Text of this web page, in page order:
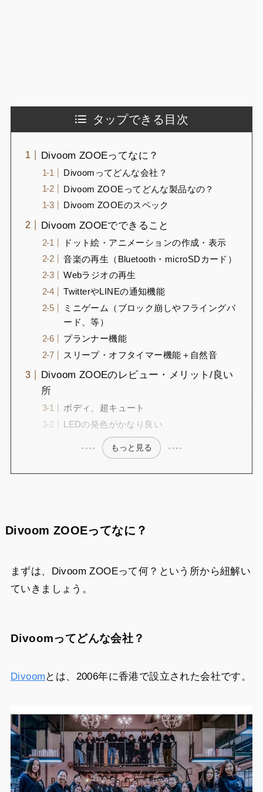
タップできる目次
Divoom ZOOEってなに？
Divoomってどんな会社？
Divoom ZOOEってどんな製品なの？
Divoom ZOOEのスペック
Divoom ZOOEでできること
ドット絵・アニメーションの作成・表示
音楽の再生（Bluetooth・microSDカード）
Webラジオの再生
TwitterやLINEの通知機能
ミニゲーム（ブロック崩しやフライングバ
ード、等）
プランナー機能
スリープ・オフタイマー機能＋自然音
Divoom ZOOEのレビュー・メリット/良い
所
ボディ、超キュート
LEDの発色がかなり良い
もっと見る
Divoom ZOOEってなに？
まずは、Divoom ZOOEって何？という所から紐解い
ていきましょう。
Divoomってどんな会社？
Divoom とは、2006年に香港で設立された会社です。